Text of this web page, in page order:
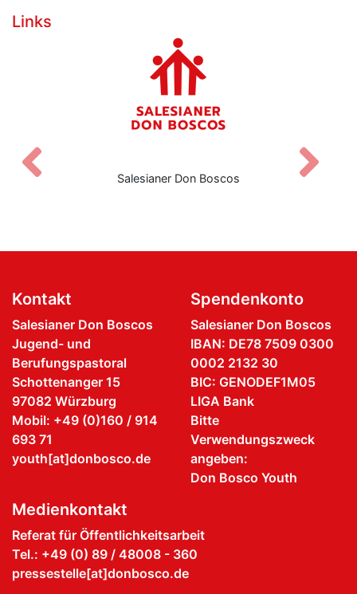
Links
Salesianer Don Boscos
Zurück
Kontakt
Salesianer Don Boscos
Jugend- und
Berufungspastoral
Schottenanger 15
97082 Würzburg
Mobil: +49 (0)160 / 914
693 71
youth[at]donbosco.de
Spendenkonto
Salesianer Don Boscos
IBAN: DE78 7509 0300
0002 2132 30
BIC: GENODEF1M05
LIGA Bank
Bitte
Verwendungszweck
angeben:
Don Bosco Youth
Medienkontakt
Referat für Öffentlichkeitsarbeit
Tel.: +49 (0) 89 / 48008 - 360
pressestelle[at]donbosco.de